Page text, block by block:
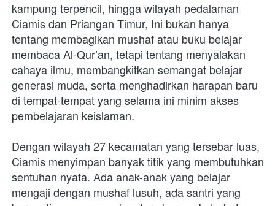
kampung terpencil, hingga wilayah pedalaman
Ciamis dan Priangan Timur, Ini bukan hanya
tentang membagikan mushaf atau buku belajar
membaca Al-Qur’an, tetapi tentang menyalakan
cahaya ilmu, membangkitkan semangat belajar
generasi muda, serta menghadirkan harapan baru
di tempat-tempat yang selama ini minim akses
pembelajaran keislaman.
Dengan wilayah 27 kecamatan yang tersebar luas,
Ciamis menyimpan banyak titik yang membutuhkan
sentuhan nyata. Ada anak-anak yang belajar
mengaji dengan mushaf lusuh, ada santri yang